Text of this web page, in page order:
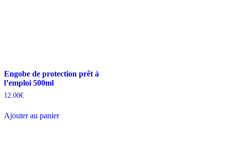
Engobe de protection prêt à
l’emploi 500ml
12.00€
Ajouter au panier